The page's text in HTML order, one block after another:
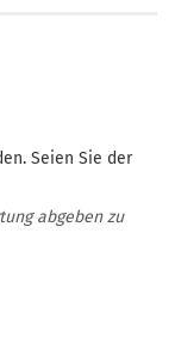
Seien Sie der
abgeben zu